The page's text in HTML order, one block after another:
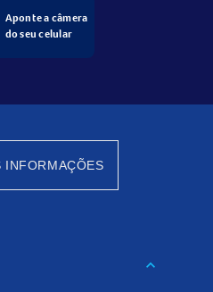
Aponte a câmera
do seu celular
INFORMAÇÕES
keyboard_arrow_down